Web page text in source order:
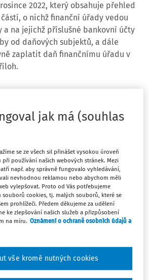
2022, který obsahuje přehled
o nichž finanční úřady vedou
a na jejichž příslušné bankovní účty
od daňových subjektů, a dále
zaplatit daň finančnímu úřadu v
16/2022 obsahuje:
a jejich částí, o nichž finanční úřady
účty a na jejichž příslušné bankovní
od daňových subjektů
Ministerstva financí dle § 149 odst. 3
Sb., daňový řád, ve znění pozdějších
daň finančnímu úřadu v roce 2023
bankovních účtů finančních úřadů
jak má (souhlas
se ze všech sil přinášet vysokou úroveň
používání našich webových stránek. Mezi
např. aby správně fungovalo vyhledávání,
nevhodnou reklamou nebo abychom měli
vylepšovat. Proto od Vás potřebujeme
souborů cookies, tj. malých souborů, které se
prohlížeči. Předem děkujeme za udělení
ke zlepšování našich služeb a přizpůsobení
na míru. Oznámení o ochraně osobních údajů a
vše kromě nutných cookies